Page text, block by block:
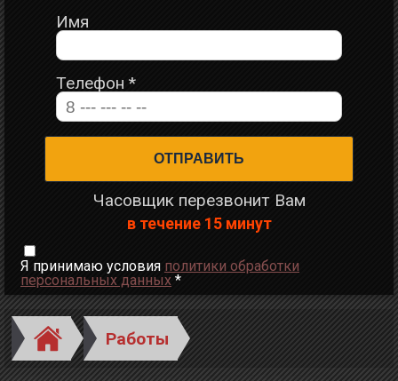
Имя
Телефон *
Часовщик перезвонит Вам
в течение 15 минут
Я принимаю условия политики обработки
персональных данных *
Работы